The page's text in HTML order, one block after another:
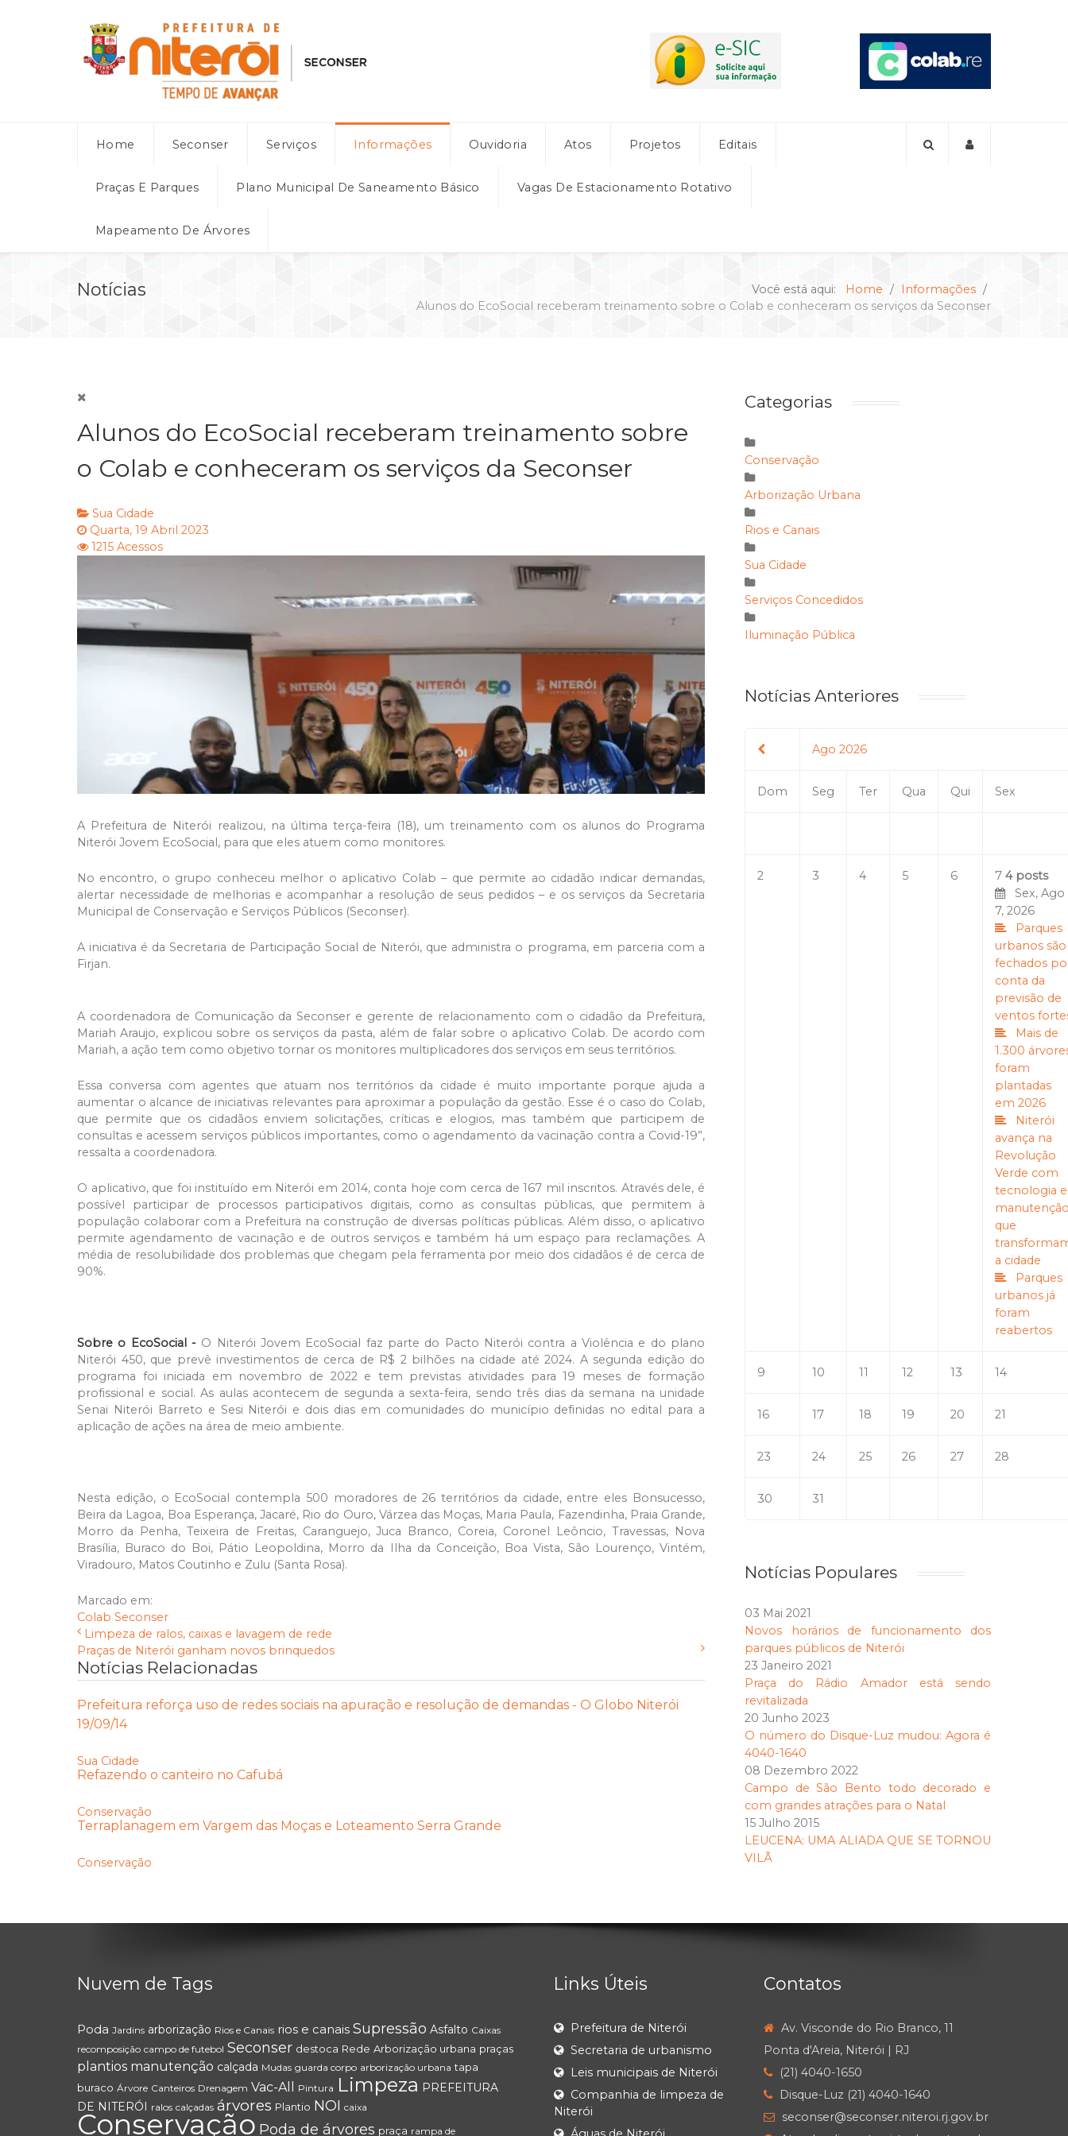
Home Seconser Serviços Informações Ouvidoria Atos Projetos Editais
Praças E Parques Plano Municipal De Saneamento Básico Vagas De Estacionamento Rotativo
Mapeamento De Árvores
Notícias Você está aqui: Home
Informações
Alunos do EcoSocial receberam treinamento sobre o Colab e conheceram os serviços da Seconser
Alunos do EcoSocial receberam treinamento sobre
o Colab e conheceram os serviços da Seconser
Sua Cidade
Quarta, 19 Abril 2023
1215 Acessos
A Prefeitura de Niterói realizou, na última terça-feira (18), um treinamento com os alunos do Programa
Niterói Jovem EcoSocial, para que eles atuem como monitores.
No encontro, o grupo conheceu melhor o aplicativo Colab – que permite ao cidadão indicar demandas,
alertar necessidade de melhorias e acompanhar a resolução de seus pedidos – e os serviços da Secretaria
Municipal de Conservação e Serviços Públicos (Seconser).
A iniciativa é da Secretaria de Participação Social de Niterói, que administra o programa, em parceria com a
Firjan.
A coordenadora de Comunicação da Seconser e gerente de relacionamento com o cidadão da Prefeitura,
Mariah Araujo, explicou sobre os serviços da pasta, além de falar sobre o aplicativo Colab. De acordo com
Mariah, a ação tem como objetivo tornar os monitores multiplicadores dos serviços em seus territórios.
Essa conversa com agentes que atuam nos territórios da cidade é muito importante porque ajuda a
aumentar o alcance de iniciativas relevantes para aproximar a população da gestão. Esse é o caso do Colab,
que permite que os cidadãos enviem solicitações, críticas e elogios, mas também que participem de
consultas e acessem serviços públicos importantes, como o agendamento da vacinação contra a Covid-19”,
ressalta a coordenadora.
O aplicativo, que foi instituído em Niterói em 2014, conta hoje com cerca de 167 mil inscritos. Através dele, é
possível participar de processos participativos digitais, como as consultas públicas, que permitem à
população colaborar com a Prefeitura na construção de diversas políticas públicas. Além disso, o aplicativo
permite agendamento de vacinação e de outros serviços e também há um espaço para reclamações. A
média de resolubilidade dos problemas que chegam pela ferramenta por meio dos cidadãos é de cerca de
90%.
Sobre o EcoSocial - O Niterói Jovem EcoSocial faz parte do Pacto Niterói contra a Violência e do plano
Niterói 450, que prevê investimentos de cerca de R$ 2 bilhões na cidade até 2024. A segunda edição do
programa foi iniciada em novembro de 2022 e tem previstas atividades para 19 meses de formação
profissional e social. As aulas acontecem de segunda a sexta-feira, sendo três dias da semana na unidade
Senai Niterói Barreto e Sesi Niterói e dois dias em comunidades do município definidas no edital para a
aplicação de ações na área de meio ambiente.
Nesta edição, o EcoSocial contempla 500 moradores de 26 territórios da cidade, entre eles Bonsucesso,
Beira da Lagoa, Boa Esperança, Jacaré, Rio do Ouro, Várzea das Moças, Maria Paula, Fazendinha, Praia Grande,
Morro da Penha, Teixeira de Freitas, Caranguejo, Juca Branco, Coreia, Coronel Leôncio, Travessas, Nova
Brasília, Buraco do Boi, Pátio Leopoldina, Morro da Ilha da Conceição, Boa Vista, São Lourenço, Vintém,
Viradouro, Matos Coutinho e Zulu (Santa Rosa).
Marcado em:
Colab Seconser
Limpeza de ralos, caixas e lavagem de rede
Praças de Niterói ganham novos brinquedos
Notícias Relacionadas
Prefeitura reforça uso de redes sociais na apuração e resolução de demandas - O Globo Niterói
19/09/14
Sua Cidade
Refazendo o canteiro no Cafubá
Conservação
Terraplanagem em Vargem das Moças e Loteamento Serra Grande
Conservação
Categorias
Conservação
Arborização Urbana
Rios e Canais
Sua Cidade
Serviços Concedidos
Iluminação Pública
Notícias Anteriores
Ago 2026
Dom Seg Ter Qua Qui Sex
2 3 4 5 6 7 4 posts
Sex, Ago
7, 2026
Parques
urbanos são
fechados
conta da
previsão de
ventos
Mais de
1.300
foram
plantadas
em 2026
Niterói
avança na
Revolução
Verde com
tecnologia e
que
a cidade
Parques
urbanos já
foram
reabertos
9 10 11 12 13 14
16 17 18 19 20 21
23 24 25 26 27 28
30 31
Notícias Populares
03 Mai 2021
Novos horários de funcionamento dos
parques públicos de Niterói
23 Janeiro 2021
Praça do Rádio Amador está sendo
revitalizada
20 Junho 2023
O número do Disque-Luz mudou: Agora é
4040-1640
08 Dezembro 2022
Campo de São Bento todo decorado e
com grandes atrações para o Natal
15 Julho 2015
LEUCENA: UMA ALIADA QUE SE TORNOU
VILÃ
Nuvem de Tags
Poda Jardins arborização Rios e Canais rios e canais Supressão Asfalto Caixas
recomposição campo de futebol Seconser destoca Rede Arborização urbana praças
plantios manutenção calçada Mudas guarda corpo arborização urbana tapa
buraco Árvore Canteiros Drenagem Vac-All Pintura Limpeza PREFEITURA
DE NITERÓI ralos calçadas árvores Plantio NOI caixa
Conservação Poda de árvores praça rampa de
Links Úteis
Prefeitura de Niterói
Secretaria de urbanismo
Leis municipais de Niterói
Companhia de limpeza de
Niterói
Contatos
Av. Visconde do Rio Branco, 11
Ponta d'Areia, Niterói | RJ
(21) 4040-1650
Disque-Luz (21) 4040-1640
seconser@seconser.niteroi.rj.gov.br